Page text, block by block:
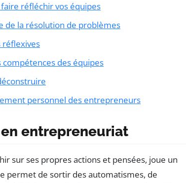
réfléchir vos équipes
de la résolution de problèmes
réflexives
des équipes
personnel des entrepreneurs
entrepreneuriat
sur ses propres actions et pensées, joue un
permet de sortir des automatismes, de